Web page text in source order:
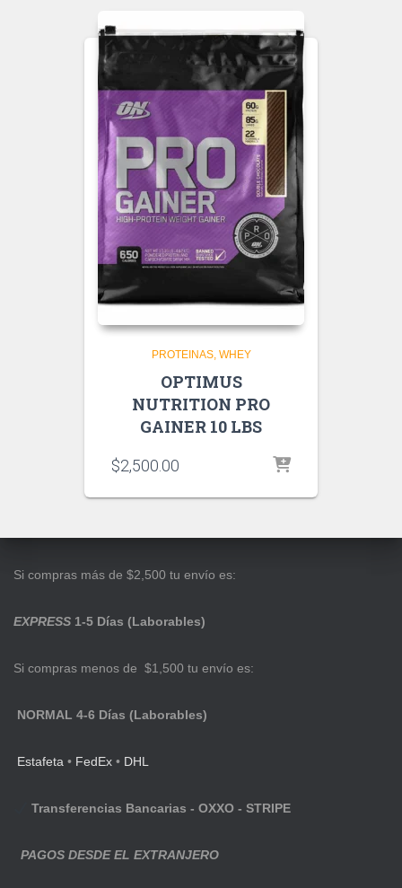
PROTEINAS WHEY
OPTIMUS
NUTRITION PRO
GAINER 10 LBS
$2,500.00
Si compras más de $2,500 tu envío es:
EXPRESS 1-5 Días (Laborables)
Si compras menos de $1,500 tu envío es:
NORMAL 4-6 Días (Laborables)
Estafeta • FedEx • DHL
Transferencias Bancarias - OXXO - STRIPE
PAGOS DESDE EL EXTRANJERO